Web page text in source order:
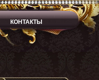
КОНТАКТЫ